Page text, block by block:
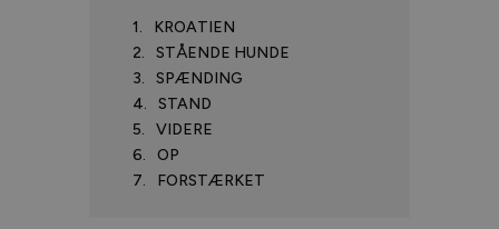
KROATIEN
STÅENDE HUNDE
SPÆNDING
STAND
VIDERE
OP
FORSTÆRKET